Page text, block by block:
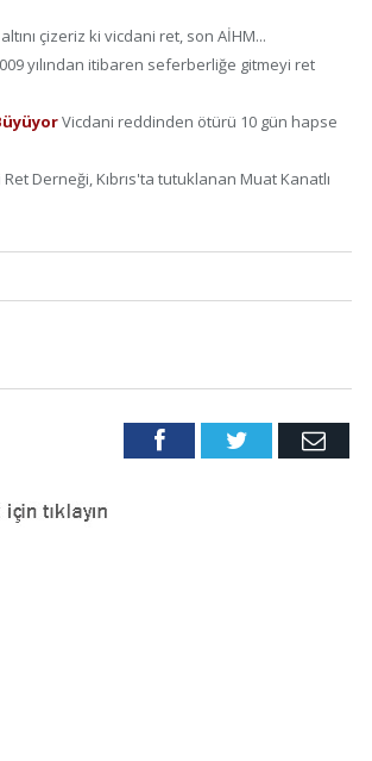
çizeriz ki vicdani ret, son AİHM...
yılından itibaren seferberliğe gitmeyi ret
Vicdani reddinden ötürü 10 gün hapse
Derneği, Kıbrıs'ta tutuklanan Muat Kanatlı
FacebookTwitter Email